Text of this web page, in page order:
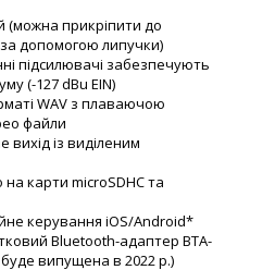
(можна прикріпити до
за допомогою липучки)
підсилювачі забезпечують
(-127 dBu EIN)
WAV з плаваючою
файли
із виділеним
карти microSDHC та
керування iOS/Android*
Bluetooth-адаптер BTA-
випущена в 2022 р.)